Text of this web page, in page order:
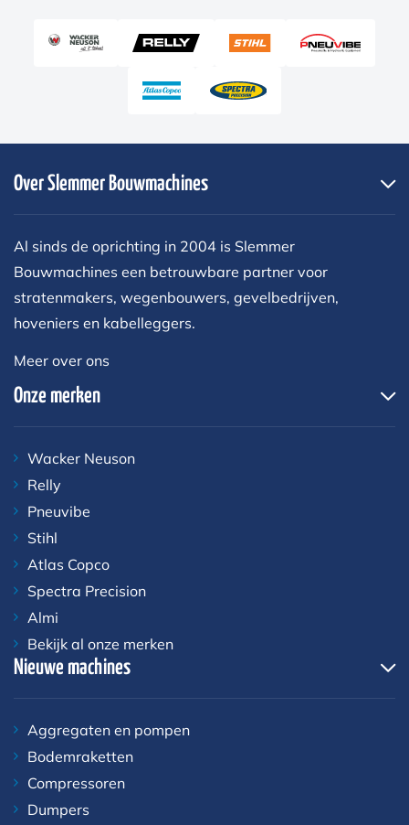
Over Slemmer Bouwmachines
Al sinds de oprichting in 2004 is Slemmer
Bouwmachines een betrouwbare partner voor
stratenmakers, wegenbouwers, gevelbedrijven,
hoveniers en kabelleggers.
Meer over ons
Onze merken
Wacker Neuson
Relly
Pneuvibe
Stihl
Atlas Copco
Spectra Precision
Almi
Bekijk al onze merken
Nieuwe machines
Aggregaten en pompen
Bodemraketten
Compressoren
Dumpers